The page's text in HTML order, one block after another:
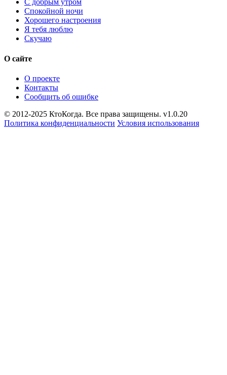
С добрым утром
Спокойной ночи
Хорошего настроения
Я тебя люблю
Скучаю
О сайте
О проекте
Контакты
Сообщить об ошибке
© 2012-2025 КтоКогда. Все права защищены. v1.0.20
Политика конфиденциальности Условия использования